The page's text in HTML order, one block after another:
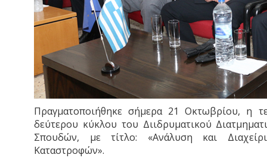
Πραγματοποιήθηκε σήμερα 21 Οκτωβρίου, η
δεύτερου κύκλου του Διιδρυματικού
Σπουδών, με τίτλο: «Ανάλυση και
Καταστροφών».